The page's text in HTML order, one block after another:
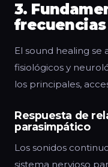
3.
El sound healing se
fisiológicos y
los principales,
Respuesta de
parasimpático
Los sonidos
sistema nervioso